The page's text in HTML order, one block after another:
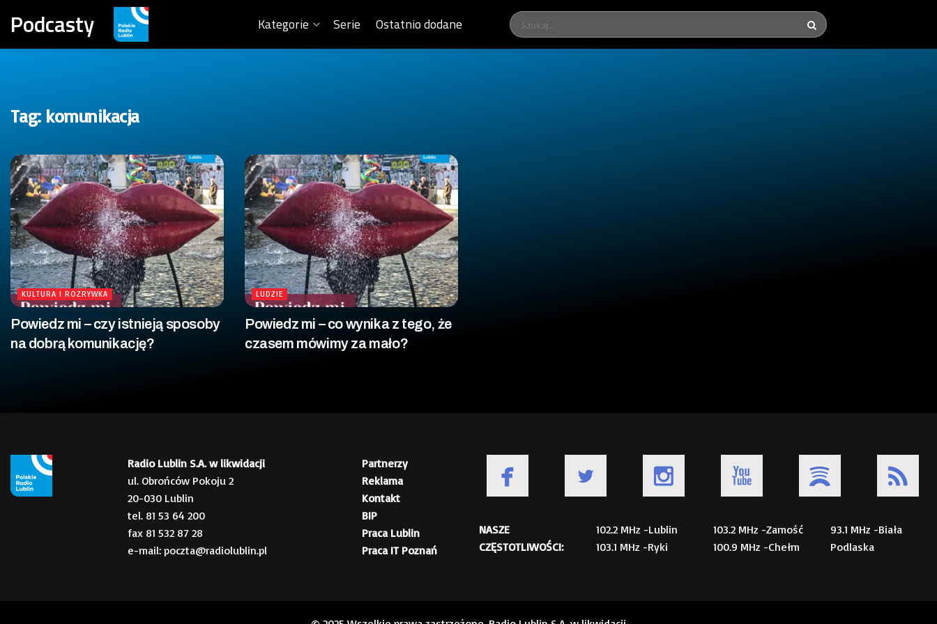
Podcasty Kategorie Serie Ostatnio dodane
Tag: komunikacja
KULTURA I ROZRYWKA
Powiedz mi – czy istnieją sposoby
na dobrą komunikację?
LUDZIE
Powiedz mi – co wynika z tego, że
czasem mówimy za mało?
Radio Lublin S.A. w likwidacji
ul. Obrońców Pokoju 2
20-030 Lublin
tel. 81 53 64 200
fax 81 532 87 28
e-mail: poczta@radiolublin.pl
Partnerzy
Reklama
Kontakt
BIP
Praca Lublin
Praca IT Poznań
NASZE
CZĘSTOTLIWOŚCI:
102.2 MHz -Lublin
103.1 MHz -Ryki
103.2 MHz -Zamość
100.9 MHz -Chełm
93.1 MHz -Biała
Podlaska